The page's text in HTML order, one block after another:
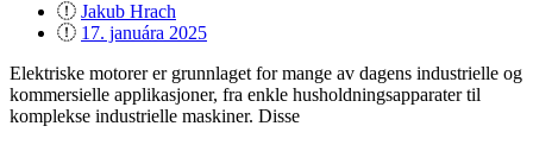
Jakub Hrach
Posted
17. januára 2025
Elektriske motorer er grunnlaget for mange av dagens industrielle og
kommersielle applikasjoner, fra enkle husholdningsapparater til
komplekse industrielle maskiner. Disse